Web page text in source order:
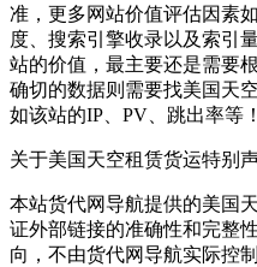
准，更多网站价值评估因素
度、搜索引擎收录以及索引
站的价值，最主要还是需要
确切的数据则需要找美国天
如该站的IP、PV、跳出率等！
关于美国天空租赁货运特别
本站货代网导航提供的美国
证外部链接的准确性和完整
向，不由货代网导航实际控